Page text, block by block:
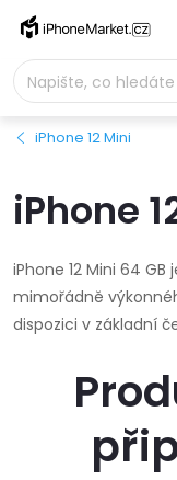
Přejít
obsah
iPhone 12 Mini
iPhone
iPhone 12 Mini 64
mimořádně
dispozici v základní